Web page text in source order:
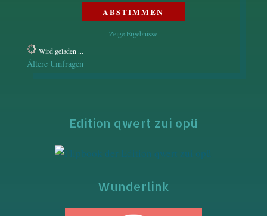
Zeige Ergebnisse
Wird geladen ...
Ältere Umfragen
Edition qwert zui opü
Wunderlink